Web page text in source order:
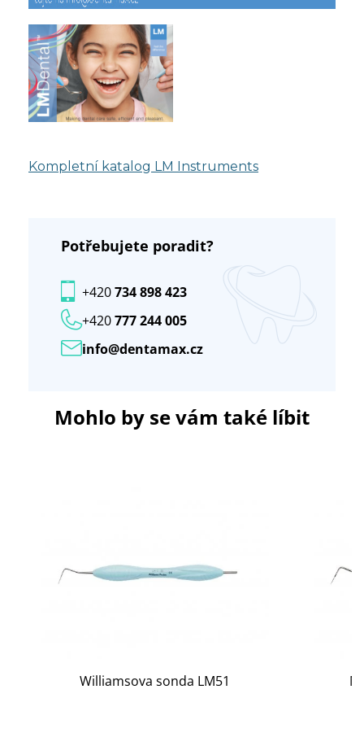
Kompletní katalog LM Instruments
Potřebujete poradit?
info@dentamax.cz
+420777 244 005
+420734 898 423
Mohlo by se vám také líbit
Williamsova sonda LM51